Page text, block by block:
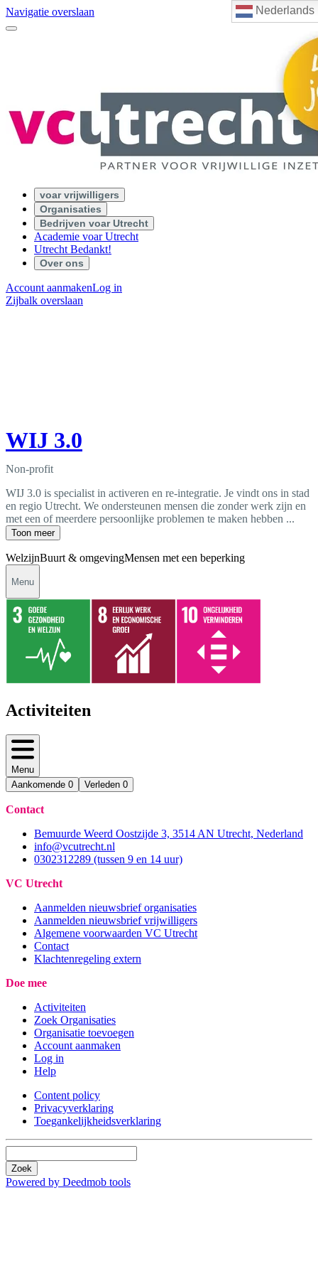
Nederlands
Navigatie overslaan
voar vrijwilligers
Organisaties
Bedrijven voar Utrecht
Academie voar Utrecht
Utrecht Bedankt!
Over ons
Account aanmakenLog in
Zijbalk overslaan
WIJ 3.0
Non-profit
WIJ 3.0 is specialist in activeren en re-integratie. Je vindt ons in stad
en regio Utrecht. We ondersteunen mensen die zonder werk zijn en
met een of meerdere persoonlijke problemen te maken hebben ...
Toon meer
WelzijnBuurt & omgevingMensen met een beperking
Menu
Activiteiten
Menu
Aankomende 0 Verleden 0
Contact
Bemuurde Weerd Oostzijde 3, 3514 AN Utrecht, Nederland
info@vcutrecht.nl
0302312289 (tussen 9 en 14 uur)
VC Utrecht
Aanmelden nieuwsbrief organisaties
Aanmelden nieuwsbrief vrijwilligers
Algemene voorwaarden VC Utrecht
Contact
Klachtenregeling extern
Doe mee
Activiteiten
Zoek Organisaties
Organisatie toevoegen
Account aanmaken
Log in
Help
Content policy
Privacyverklaring
Toegankelijkheidsverklaring
Zoek
Powered by Deedmob tools